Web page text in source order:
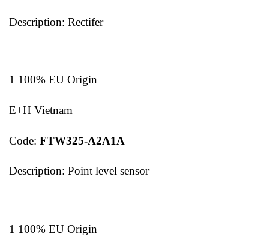
Description: Rectifer
1 100% EU Origin
E+H Vietnam
Code: FTW325-A2A1A
Description: Point level sensor
1 100% EU Origin